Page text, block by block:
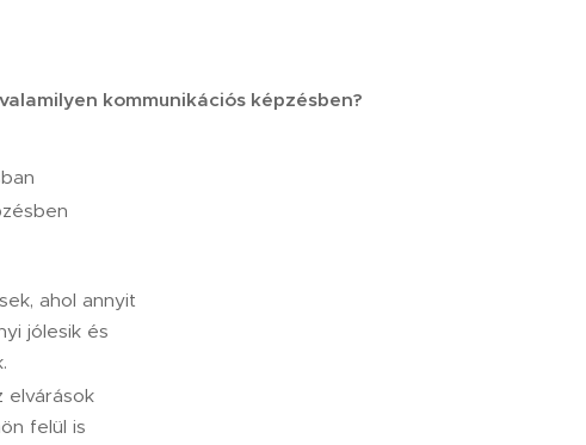
kommunikációs képzésben?
ahol annyit
jólesik és
elvárások
felül is